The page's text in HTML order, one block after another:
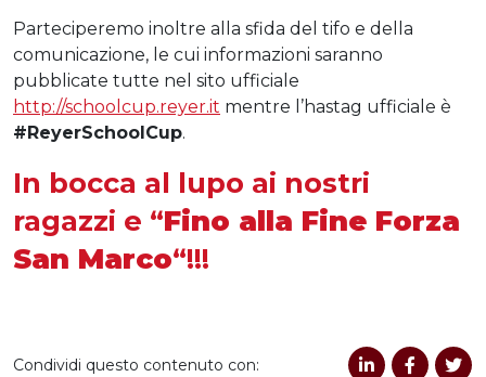
Parteciperemo inoltre alla sfida del tifo e della
comunicazione, le cui informazioni saranno
pubblicate tutte nel sito ufficiale
http://schoolcup.reyer.it mentre l’hastag ufficiale è
#ReyerSchoolCup.
In bocca al lupo ai nostri
ragazzi e “Fino alla Fine Forza
San Marco“!!!
Condividi questo contenuto con: